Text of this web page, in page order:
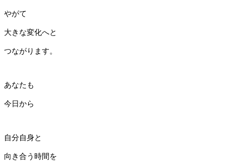
やがて
大きな変化へと
つながります。
あなたも
今日から
自分自身と
向き合う時間を